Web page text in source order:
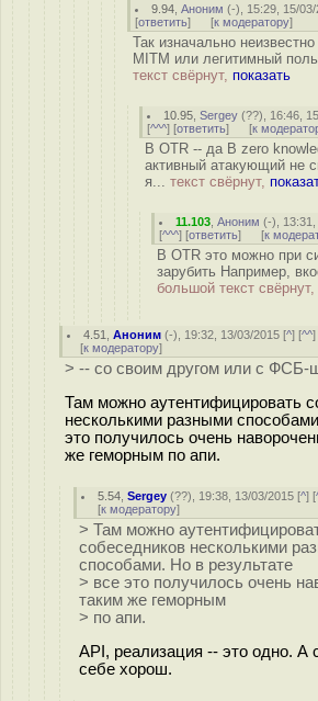
9.94 ,Аноним (-), 15:29, 15/
[ответить] [к модератору]
Так изначально
MITM или легитимный
текст свёрнут, показать
10.95 ,Sergey (??), 16:46,
[^^^] [ответить] [к
В OTR -- да В zero
активный атакующий не
я... текст свёрнут,
11.103 ,Аноним (-),
[^^^] [ответить] [к
В OTR это можно при
зарубить Например,
большой текст свёрнут,
4.51 ,Аноним (-), 19:32, 13/03/2015 [^] [^^]
[к модератору]
> -- со своим другом или с ФСБ-
Там можно аутентифицировать
несколькими разными
это получилось очень
же геморным по апи.
5.54 ,Sergey (??), 19:38, 13/03/2015 [^] [
[к модератору]
> Там можно
собеседников несколькими
способами. Но в результате
> все это получилось очень
таким же геморным
> по апи.
API, реализация -- это одно. А
себе хорош.